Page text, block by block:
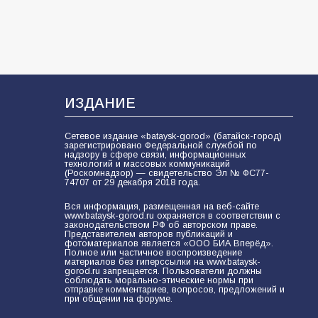
ИЗДАНИЕ
Сетевое издание «bataysk-gorod» (батайск-город)
зарегистрировано Федеральной службой по
надзору в сфере связи, информационных
технологий и массовых коммуникаций
(Роскомнадзор) — свидетельство Эл № ФС77-
74707 от 29 декабря 2018 года.
Вся информация, размещенная на веб-сайте
www.bataysk-gorod.ru охраняется в соответствии с
законодательством РФ об авторском праве.
Представителем авторов публикаций и
фотоматериалов является «ООО БИА Вперёд».
Полное или частичное воспроизведение
материалов без гиперссылки на www.bataysk-
gorod.ru запрещается. Пользователи должны
соблюдать морально-этические нормы при
отправке комментариев, вопросов, предложений и
при общении на форуме.